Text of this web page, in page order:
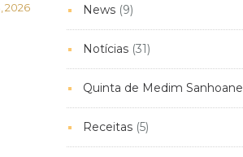
2026 News(9)
Notícias(31)
Quinta de Medim Sanhoane
Receitas(5)